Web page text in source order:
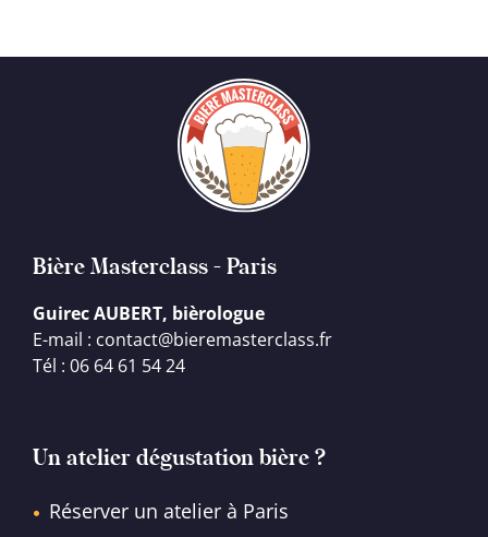
Bière Masterclass - Paris
Guirec AUBERT, bièrologue
E-mail : contact@bieremasterclass.fr
Tél : 06 64 61 54 24
Un atelier dégustation bière ?
Réserver un atelier à Paris